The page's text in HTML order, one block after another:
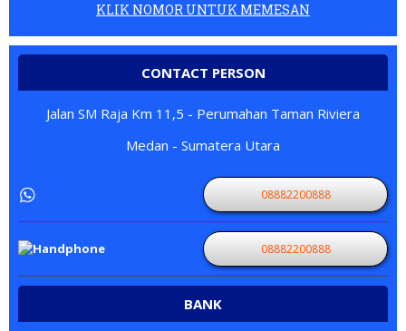
KLIK NOMOR UNTUK MEMESAN
CONTACT PERSON
Jalan SM Raja Km 11,5 - Perumahan Taman Riviera
Medan - Sumatera Utara
08882200888
08882200888
BANK